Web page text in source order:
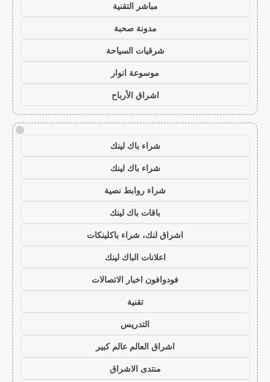
مباشر التقنية
مدونة صحبة
شرقيات السياحة
موسوعة انوار
اشراق الأرباح
!
شراء باك لينك
شراء باك لينك
شراء روابط نصية
باقات باك لينك
اشراق لنك، شراء باكلينكات
اعلانات الباك لينك
فودوافون اخبار الاتصالات
تقنية
التدريس
اشراق العالم عالم كبير
منتدى الاشراق